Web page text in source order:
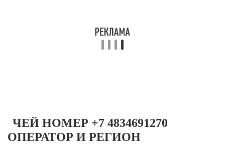
ЧЕЙ НОМЕР +7 4834691270
ОПЕРАТОР И РЕГИОН